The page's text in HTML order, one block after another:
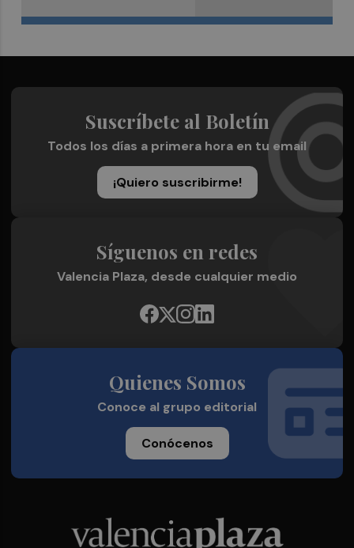
Suscríbete al Boletín
Todos los días a primera hora en tu email
¡Quiero suscribirme!
Síguenos en redes
Valencia Plaza, desde cualquier medio
Quienes Somos
Conoce al grupo editorial
Conócenos